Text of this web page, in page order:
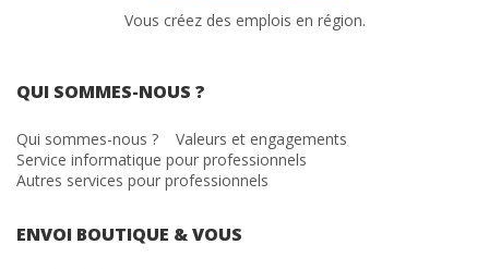
Vous créez des emplois en région.
QUI SOMMES-NOUS ?
Qui sommes-nous ?
Valeurs et engagements
Service informatique pour professionnels
Autres services pour professionnels
ENVOI BOUTIQUE & VOUS